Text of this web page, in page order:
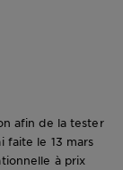
afin de la tester
faite le 13 mars
à prix